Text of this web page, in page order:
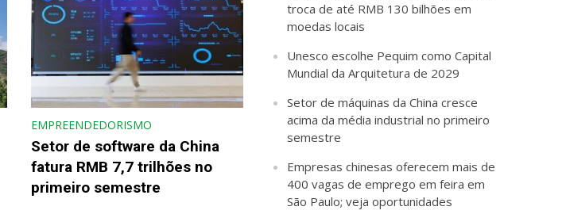
EMPREENDEDORISMO
Setor de software da China
fatura RMB 7,7 trilhões no
primeiro semestre
troca de até RMB 130 bilhões em
moedas locais
Unesco escolhe Pequim como Capital
Mundial da Arquitetura de 2029
Setor de máquinas da China cresce
acima da média industrial no primeiro
semestre
Empresas chinesas oferecem mais de
400 vagas de emprego em feira em
São Paulo; veja oportunidades